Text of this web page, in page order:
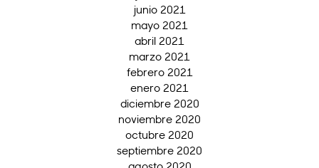
junio 2021
mayo 2021
abril 2021
marzo 2021
febrero 2021
enero 2021
diciembre 2020
noviembre 2020
octubre 2020
septiembre 2020